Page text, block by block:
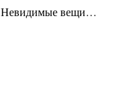
Невидимые вещи…